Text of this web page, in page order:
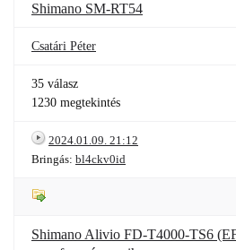
Shimano SM-RT54
Csatári Péter
35 válasz
1230 megtekintés
2024.01.09. 21:12
Bringás: bl4ckv0id
Shimano Alivio FD-T4000-TS6